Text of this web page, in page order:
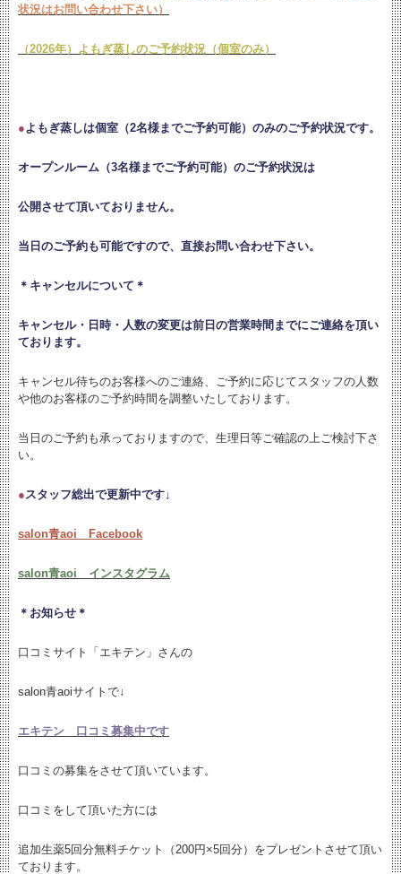
状況はお問い合わせ下さい）
（2026年）よもぎ蒸しのご予約状況（個室のみ）
●よもぎ蒸しは個室（2名様までご予約可能）のみのご予約状況です。
オープンルーム（3名様までご予約可能）のご予約状況は
公開させて頂いておりません。
当日のご予約も可能ですので、直接お問い合わせ下さい。
＊キャンセルについて＊
キャンセル・日時・人数の変更は前日の営業時間までにご連絡を頂い
ております。
キャンセル待ちのお客様へのご連絡、ご予約に応じてスタッフの人数
や他のお客様のご予約時間を調整いたしております。
当日のご予約も承っておりますので、生理日等ご確認の上ご検討下さ
い。
●スタッフ総出で更新中です↓
salon青aoi Facebook
salon青aoi インスタグラム
＊お知らせ＊
口コミサイト「エキテン」さんの
salon青aoiサイトで↓
エキテン 口コミ募集中です
口コミの募集をさせて頂いています。
口コミをして頂いた方には
追加生薬5回分無料チケット（200円×5回分）をプレゼントさせて頂い
ております。